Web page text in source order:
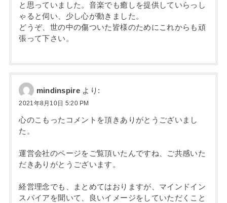
と思っていました。音楽でも癒しを提供していらっし
ゃると伺い、少し心が動きました。
どうぞ、世の中の傷ついた皆様のためにこれからも頑
張って下さい。
mindinspire より:
2021年8月10日 5:20 PM
心のこもったコメントを頂きありがとうございまし
た。
運営会社のページをご覧頂いたんですね、ご共感いた
だきありがとうございます。
経営理念でも、まとめてはおりますが、マインドイン
スパイアを聞いて、良いイメージをしていただくこと